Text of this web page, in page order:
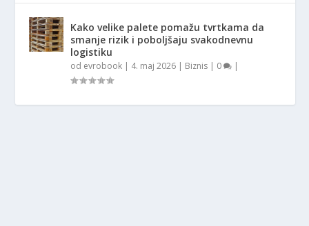
Kako velike palete pomažu tvrtkama da
smanje rizik i poboljšaju svakodnevnu
logistiku
od evrobook | 4. maj 2026 | Biznis | 0 |